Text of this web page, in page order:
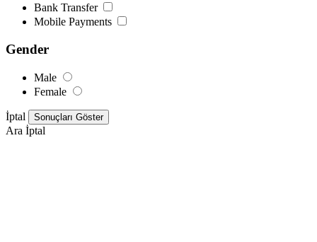
Bank Transfer
Mobile Payments
Gender
Male
Female
İptal
Ara İptal